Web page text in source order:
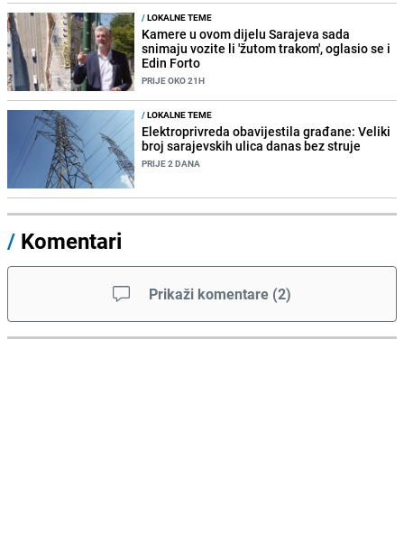
/LOKALNE TEME
Kamere u ovom dijelu Sarajeva sada
snimaju vozite li 'žutom trakom', oglasio se i
Edin Forto
PRIJE OKO 21H
/LOKALNE TEME
Elektroprivreda obavijestila građane: Veliki
broj sarajevskih ulica danas bez struje
PRIJE 2 DANA
/ Komentari
Prikaži komentare (2)